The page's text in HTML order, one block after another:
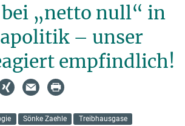
„netto null“ in
– unser
empfindlich!
Sönke Zaehle Treibhausgase